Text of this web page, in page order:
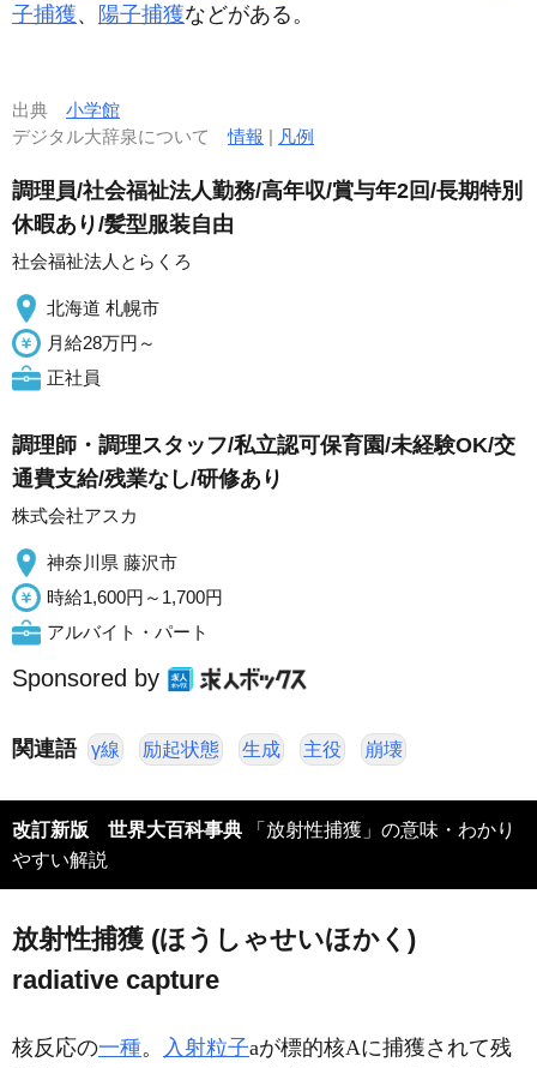
子捕獲、 陽子捕獲などがある。
出典 小学館
デジタル大辞泉について情報 | 凡例
調理員/社会福祉法人勤務/高年収/賞与年2回/長期特別
休暇あり/髪型服装自由
社会福祉法人とらくろ
北海道 札幌市
月給28万円～
正社員
調理師・調理スタッフ/私立認可保育園/未経験OK/交
通費支給/残業なし/研修あり
株式会社アスカ
神奈川県 藤沢市
時給1,600円～1,700円
アルバイト・パート
Sponsored by
関連語 γ線 励起状態 生成 主役 崩壊
改訂新版 世界大百科事典
やすい解説
放射性捕獲 (ほうしゃせいほかく)
radiative capture
核反応の一種。 入射粒子aが標的核Aに捕獲されて残